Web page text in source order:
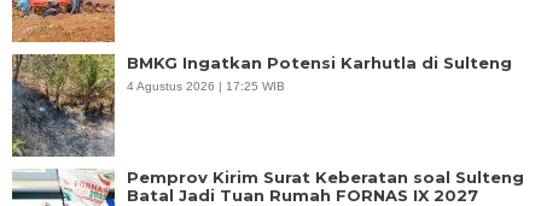
BMKG Ingatkan Potensi Karhutla di Sulteng
4 Agustus 2026 | 17:25 WIB
Pemprov Kirim Surat Keberatan soal Sulteng
Batal Jadi Tuan Rumah FORNAS IX 2027